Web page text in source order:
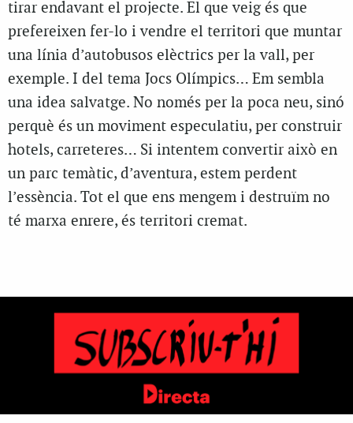
tirar endavant el projecte. El que veig és que
prefereixen fer-lo i vendre el territori que muntar
una línia d’autobusos elèctrics per la vall, per
exemple. I del tema Jocs Olímpics… Em sembla
una idea salvatge. No només per la poca neu, sinó
perquè és un moviment especulatiu, per construir
hotels, carreteres… Si intentem convertir això en
un parc temàtic, d’aventura, estem perdent
l’essència. Tot el que ens mengem i destruïm no
té marxa enrere, és territori cremat.